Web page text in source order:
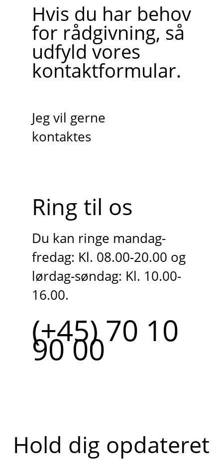
Hvis du har behov
for rådgivning, så
udfyld vores
kontaktformular.
Jeg vil gerne
kontaktes
Ring til os
Du kan ringe mandag-
fredag: Kl. 08.00-20.00 og
lørdag-søndag: Kl. 10.00-
16.00.
(+45) 70 10
90 00
Hold dig opdateret